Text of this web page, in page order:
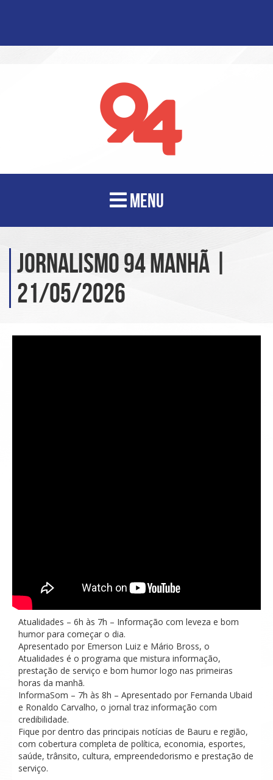
MENU
Jornalismo 94 Manhã |
21/05/2026
Atualidades – 6h às 7h – Informação com leveza e bom
humor para começar o dia.
Apresentado por Emerson Luiz e Mário Bross, o
Atualidades é o programa que mistura informação,
prestação de serviço e bom humor logo nas primeiras
horas da manhã.
InformaSom – 7h às 8h – Apresentado por Fernanda Ubaid
e Ronaldo Carvalho, o jornal traz informação com
credibilidade.
Fique por dentro das principais notícias de Bauru e região,
com cobertura completa de política, economia, esportes,
saúde, trânsito, cultura, empreendedorismo e prestação de
serviço.